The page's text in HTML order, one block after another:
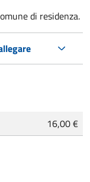
di residenza.
16,00 €